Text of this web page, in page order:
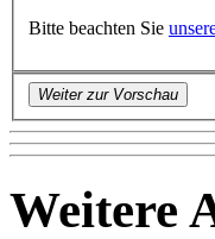
Bitte beachten Sie
Weiter zur Vorschau
Weitere